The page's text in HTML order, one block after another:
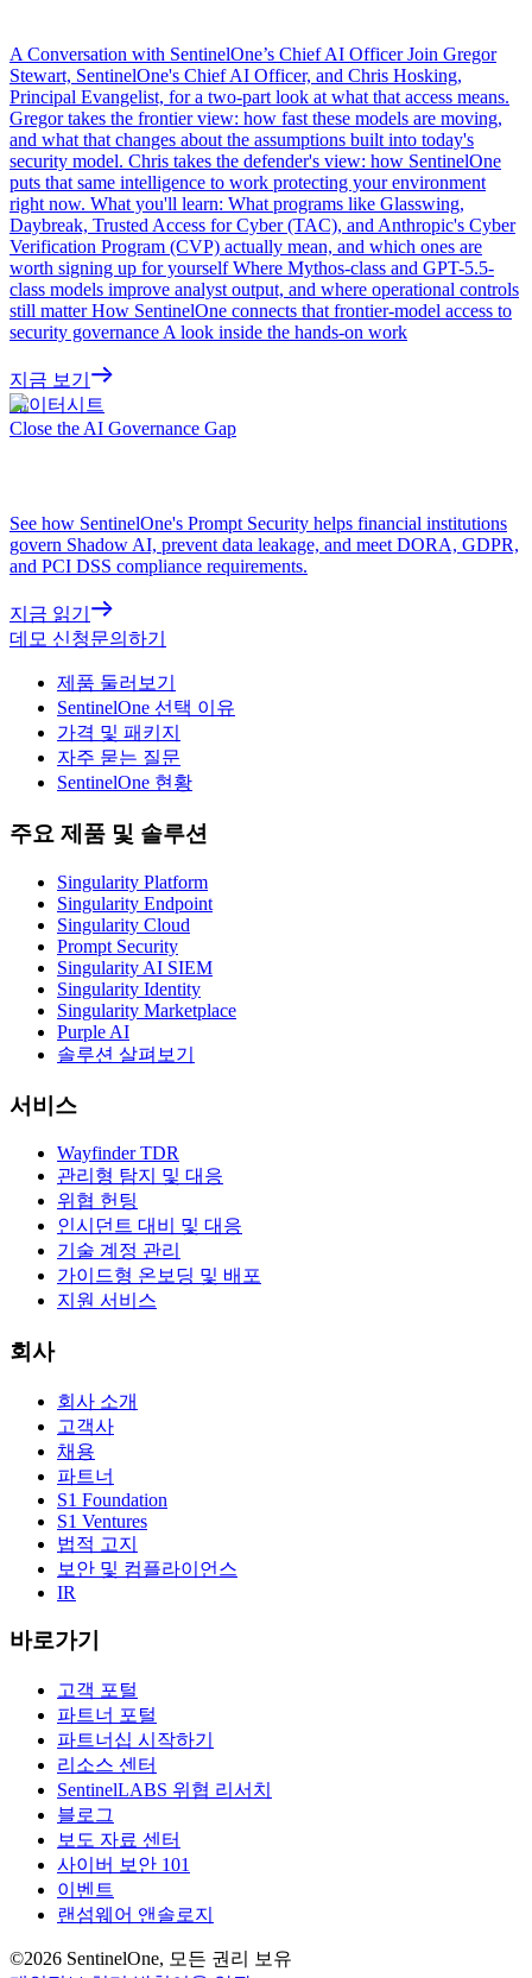
A Conversation with SentinelOne’s Chief AI Officer Join Gregor
Stewart, SentinelOne's Chief AI Officer, and Chris Hosking,
Principal Evangelist, for a two-part look at what that access means.
Gregor takes the frontier view: how fast these models are moving,
and what that changes about the assumptions built into today's
security model. Chris takes the defender's view: how SentinelOne
puts that same intelligence to work protecting your environment
right now. What you'll learn: What programs like Glasswing,
Daybreak, Trusted Access for Cyber (TAC), and Anthropic's Cyber
Verification Program (CVP) actually mean, and which ones are
worth signing up for yourself Where Mythos-class and GPT-5.5-
class models improve analyst output, and where operational controls
still matter How SentinelOne connects that frontier-model access to
security governance A look inside the hands-on work
지금 보기
데이터시트
Close the AI Governance Gap
See how SentinelOne's Prompt Security helps financial institutions
govern Shadow AI, prevent data leakage, and meet DORA, GDPR,
and PCI DSS compliance requirements.
지금 읽기
데모 신청문의하기
제품 둘러보기
SentinelOne 선택 이유
가격 및 패키지
자주 묻는 질문
SentinelOne 현황
주요 제품 및 솔루션
Singularity Platform
Singularity Endpoint
Singularity Cloud
Prompt Security
Singularity AI SIEM
Singularity Identity
Singularity Marketplace
Purple AI
솔루션 살펴보기
서비스
Wayfinder TDR
관리형 탐지 및 대응
위협 헌팅
인시던트 대비 및 대응
기술 계정 관리
가이드형 온보딩 및 배포
지원 서비스
회사
회사 소개
고객사
채용
파트너
S1 Foundation
S1 Ventures
법적 고지
보안 및 컴플라이언스
IR
바로가기
고객 포털
파트너 포털
파트너십 시작하기
리소스 센터
SentinelLABS 위협 리서치
블로그
보도 자료 센터
사이버 보안 101
이벤트
랜섬웨어 앤솔로지
©2026 SentinelOne, 모든 권리 보유